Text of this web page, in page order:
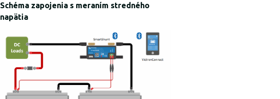
Schéma zapojenia s meraním stredného
napätia